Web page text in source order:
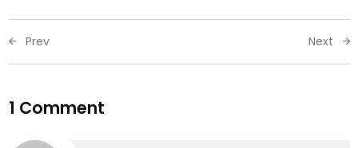
Prev Next
1 Comment